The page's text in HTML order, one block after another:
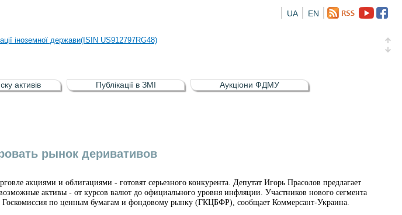
EN
UA
ринку (РФР) включена Корпоративна облігація відсоткова електронна іменна (ISIN UA5000016726)
іноземної держави(ISIN US912797RG48)
внутрішніх державних позик України (ISIN UA4000232607)
ринку (РФР) включена Корпоративна облігація відсоткова електронна іменна (ISIN UA5000016726)
активів Публікації в ЗМІ Аукціони ФДМУ
рынок деривативов
акциями и облигациями - готовят серьезного конкурента. Депутат Игорь Прасолов предлагает
активы - от курсов валют до официального уровня инфляции. Участников нового сегмента
Госкомиссия по ценным бумагам и фондовому рынку (ГКЦБФР), сообщает Коммерсант-Украина.